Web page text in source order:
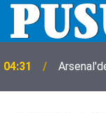
04:31